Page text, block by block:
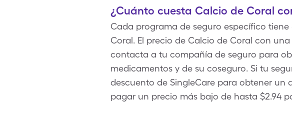
¿Cuánto cuesta Calcio de Coral
Cada programa de seguro específico
Coral. El precio de Calcio de Coral con
contacta a tu compañía de seguro para
medicamentos y de su coseguro. Si tu
descuento de SingleCare para obtener
pagar un precio más bajo de hasta $2.94